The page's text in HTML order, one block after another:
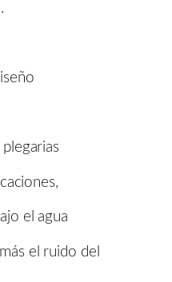
el agua
el ruido del